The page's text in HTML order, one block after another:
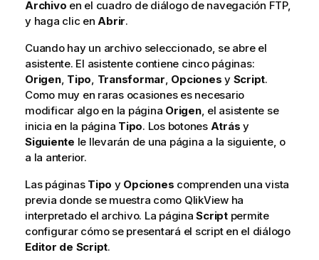
Archivo en el cuadro de diálogo de navegación FTP,
y haga clic enAbrir.
Cuando hay un archivo seleccionado, se abre el
asistente. El asistente contiene cinco páginas:
Origen, Tipo, Transformar, Opciones y Script.
Como muy en raras ocasiones es necesario
modificar algo en la página Origen, el asistente se
inicia en la página Tipo. Los botones Atrás y
Siguiente le llevarán de una página a la siguiente, o
a la anterior.
Las páginas Tipo y Opciones comprenden una vista
previa donde se muestra como QlikView ha
interpretado el archivo. La páginaScriptpermite
configurar cómo se presentará el script en el diálogo
Editor de Script.